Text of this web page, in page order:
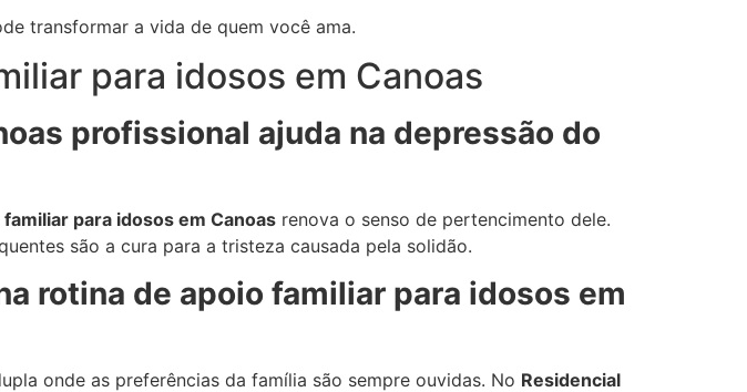
transformar a vida de quem você ama.
para idosos em Canoas
profissional ajuda na depressão do
familiar para idosos em Canoas renova o senso de pertencimento dele.
são a cura para a tristeza causada pela solidão.
rotina de apoio familiar para idosos em
onde as preferências da família são sempre ouvidas. No Residencial